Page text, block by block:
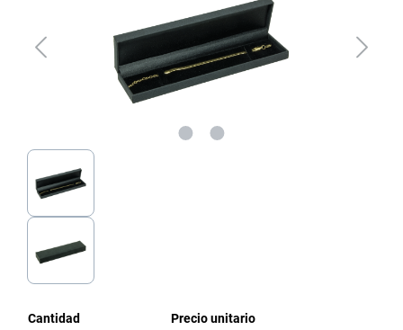
Cantidad Precio unitario